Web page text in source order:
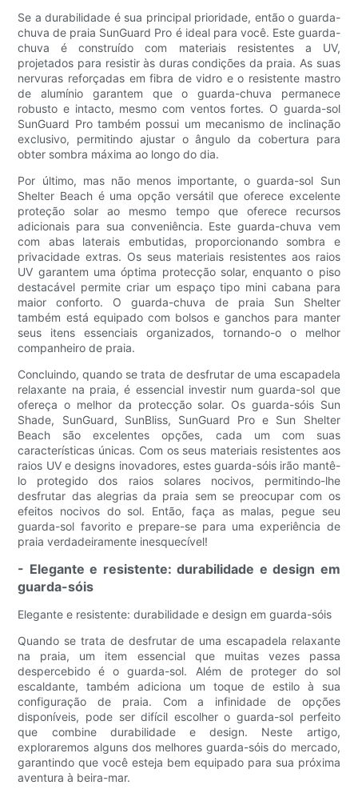
Se a durabilidade é sua principal prioridade, então o guarda-
chuva de praia SunGuard Pro é ideal para você. Este guarda-
chuva é construído com materiais resistentes a UV,
projetados para resistir às duras condições da praia. As suas
nervuras reforçadas em fibra de vidro e o resistente mastro
de alumínio garantem que o guarda-chuva permanece
robusto e intacto, mesmo com ventos fortes. O guarda-sol
SunGuard Pro também possui um mecanismo de inclinação
exclusivo, permitindo ajustar o ângulo da cobertura para
obter sombra máxima ao longo do dia.
Por último, mas não menos importante, o guarda-sol Sun
Shelter Beach é uma opção versátil que oferece excelente
proteção solar ao mesmo tempo que oferece recursos
adicionais para sua conveniência. Este guarda-chuva vem
com abas laterais embutidas, proporcionando sombra e
privacidade extras. Os seus materiais resistentes aos raios
UV garantem uma óptima protecção solar, enquanto o piso
destacável permite criar um espaço tipo mini cabana para
maior conforto. O guarda-chuva de praia Sun Shelter
também está equipado com bolsos e ganchos para manter
seus itens essenciais organizados, tornando-o o melhor
companheiro de praia.
Concluindo, quando se trata de desfrutar de uma escapadela
relaxante na praia, é essencial investir num guarda-sol que
ofereça o melhor da protecção solar. Os guarda-sóis Sun
Shade, SunGuard, SunBliss, SunGuard Pro e Sun Shelter
Beach são excelentes opções, cada um com suas
características únicas. Com os seus materiais resistentes aos
raios UV e designs inovadores, estes guarda-sóis irão mantê-
lo protegido dos raios solares nocivos, permitindo-lhe
desfrutar das alegrias da praia sem se preocupar com os
efeitos nocivos do sol. Então, faça as malas, pegue seu
guarda-sol favorito e prepare-se para uma experiência de
praia verdadeiramente inesquecível!
- Elegante e resistente: durabilidade e design em
guarda-sóis
Elegante e resistente: durabilidade e design em guarda-sóis
Quando se trata de desfrutar de uma escapadela relaxante
na praia, um item essencial que muitas vezes passa
despercebido é o guarda-sol. Além de proteger do sol
escaldante, também adiciona um toque de estilo à sua
configuração de praia. Com a infinidade de opções
disponíveis, pode ser difícil escolher o guarda-sol perfeito
que combine durabilidade e design. Neste artigo,
exploraremos alguns dos melhores guarda-sóis do mercado,
garantindo que você esteja bem equipado para sua próxima
aventura à beira-mar.